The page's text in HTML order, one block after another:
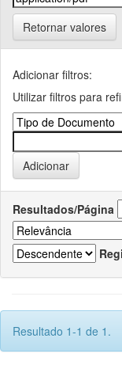
Retornar valores
Adicionar filtros:
Utilizar filtros para
Resultados/Página
Resultado 1-1 de 1.